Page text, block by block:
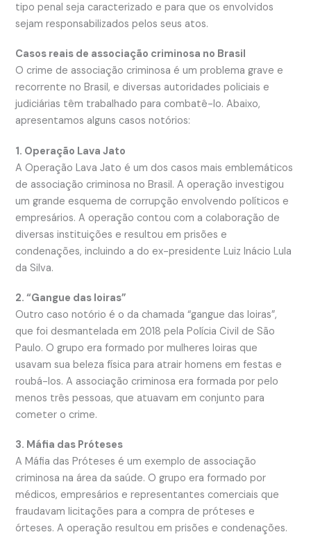
tipo penal seja caracterizado e para que os envolvidos
sejam responsabilizados pelos seus atos.
Casos reais de associação criminosa no Brasil
O crime de associação criminosa é um problema grave e
recorrente no Brasil, e diversas autoridades policiais e
judiciárias têm trabalhado para combatê-lo. Abaixo,
apresentamos alguns casos notórios:
1. Operação Lava Jato
A Operação Lava Jato é um dos casos mais emblemáticos
de associação criminosa no Brasil. A operação investigou
um grande esquema de corrupção envolvendo políticos e
empresários. A operação contou com a colaboração de
diversas instituições e resultou em prisões e
condenações, incluindo a do ex-presidente Luiz Inácio Lula
da Silva.
2. “Gangue das loiras”
Outro caso notório é o da chamada “gangue das loiras”,
que foi desmantelada em 2018 pela Polícia Civil de São
Paulo. O grupo era formado por mulheres loiras que
usavam sua beleza física para atrair homens em festas e
roubá-los. A associação criminosa era formada por pelo
menos três pessoas, que atuavam em conjunto para
cometer o crime.
3. Máfia das Próteses
A Máfia das Próteses é um exemplo de associação
criminosa na área da saúde. O grupo era formado por
médicos, empresários e representantes comerciais que
fraudavam licitações para a compra de próteses e
órteses. A operação resultou em prisões e condenações.